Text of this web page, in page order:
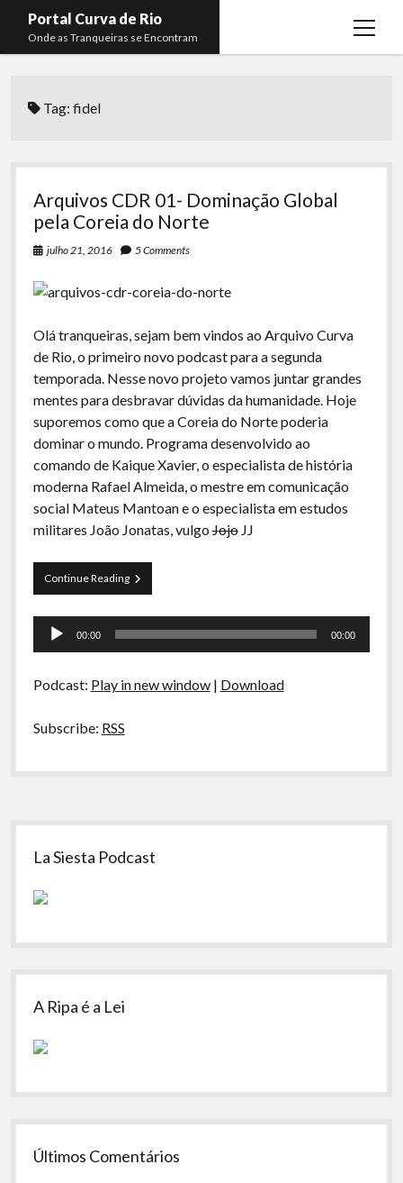
Portal Curva de Rio
Onde as Tranqueiras se Encontram
open
menu
Curva de Rio
Komos
La Siesta Podcast
Arquivo CDR
Papo Tranqueira
A Ripa É a Lei
Especiais
Preliminares
Membros
Lucas Oliveira
Kaique Xavier
Tag:fidel
Arquivos CDR 01- Dominação Global
pela Coreia do Norte
julho 21, 2016 5 Comments
Olá tranqueiras, sejam bem vindos ao Arquivo Curva
de Rio, o primeiro novo podcast para a segunda
temporada. Nesse novo projeto vamos juntar grandes
mentes para desbravar dúvidas da humanidade. Hoje
suporemos como que a Coreia do Norte poderia
dominar o mundo. Programa desenvolvido ao
comando de Kaique Xavier, o especialista de história
moderna Rafael Almeida, o mestre em comunicação
social Mateus Mantoan e o especialista em estudos
militares João Jonatas, vulgoJojoJJ
Continue ReadingArquivos
CDR
Global
do
Tocador
00:00 00:00
Podcast: Play in new window| Download
Subscribe: RSS
Sidebar
La Siesta Podcast
A Ripa é a Lei
Últimos Comentários